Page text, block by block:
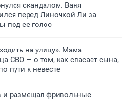
скандалом. Ваня
перед Линочкой Ли за
под ее голос
на улицу». Мама
СВО — о том, как спасает сына,
пути к невесте
и размещал фривольные